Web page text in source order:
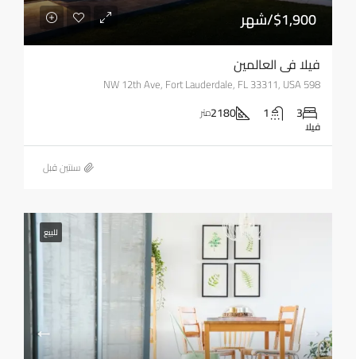
$1,900/شهر
فيلا في العالمين
598 NW 12th Ave, Fort Lauderdale, FL 33311, USA
3
1
2180متر
فيلا
‏سنتين قبل
للبيع